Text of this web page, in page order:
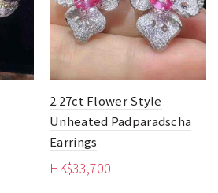
2.27ct Flower Style
Unheated Padparadscha
Earrings
HK$33,700